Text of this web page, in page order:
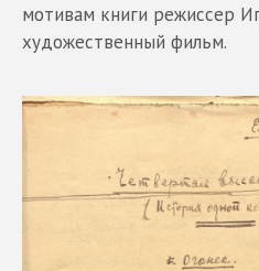
мотивам книги режиссер
художественный фильм.